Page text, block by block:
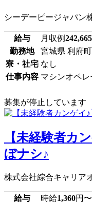
シーデーピージャパン
給与 月収例242,665
勤務地
宮城県 利府町
寮・社宅 なし
仕事内容 マシンオペレ
募集が停止しています
【未経験者カ
ぼナシ♪
株式会社綜合キャリア
給与 時給1,360円〜